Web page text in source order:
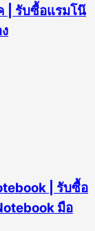
| รับซื้อแรมโน๊
| รับซื้อ
มือ